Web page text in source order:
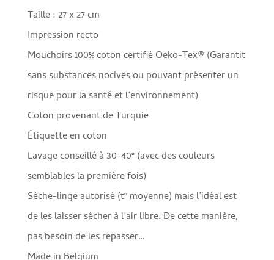
Taille : 27 x 27 cm
Impression recto
Mouchoirs 100% coton certifié Oeko-Tex® (Garantit
sans substances nocives ou pouvant présenter un
risque pour la santé et l’environnement)
Coton provenant de Turquie
Étiquette en coton
Lavage conseillé à 30-40° (avec des couleurs
semblables la première fois)
Sèche-linge autorisé (t° moyenne) mais l’idéal est
de les laisser sécher à l’air libre. De cette manière,
pas besoin de les repasser…